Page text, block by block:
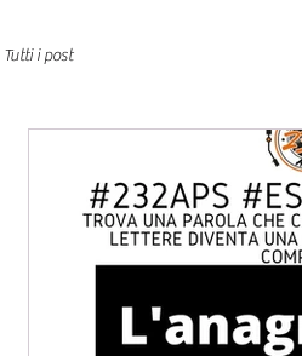
Tutti i post